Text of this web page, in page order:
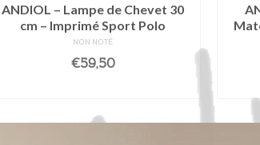
ANDIOL – Lampe de Chevet 30
cm – Imprimé Sport Polo
NON NOTÉ
€59,50